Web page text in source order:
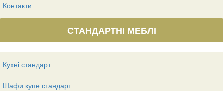
Контакти
СТАНДАРТНІ МЕБЛІ
Кухні стандарт
Шафи купе стандарт